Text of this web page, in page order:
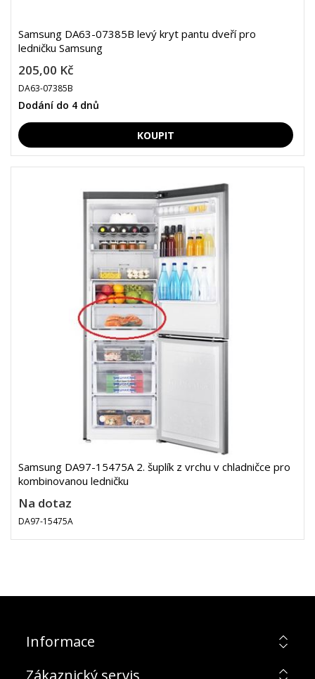
Samsung DA63-07385B levý kryt pantu dveří pro
ledničku Samsung
205,00 Kč
DA63-07385B
Dodání do 4 dnů
Samsung DA97-15475A 2. šuplík z vrchu v chladničce pro
kombinovanou ledničku
Na dotaz
DA97-15475A
Informace
Zákaznický servis